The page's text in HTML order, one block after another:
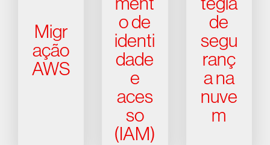
Migr
ação
AWS
o de
identi
dade
e
aces
so
(IAM)
de
segu
ranç
a na
nuve
m